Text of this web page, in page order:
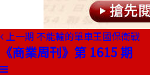
上一期 不能輸的單車王國保衛戰
《商業周刊》第 1615 期